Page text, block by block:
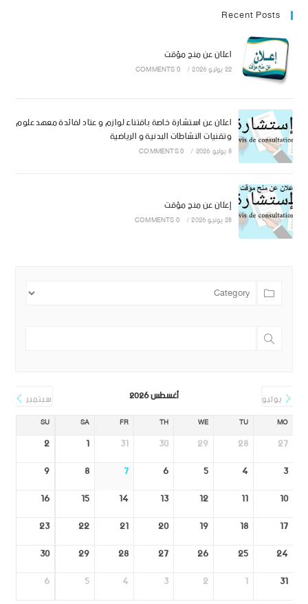
Recent Posts
اعلان عن منح مؤقت
22 يوليو 2026 /
0 COMMENTS
اعلان عن استشارة خاصة باقتناء لوازم و عتاد لفائدة معهد علوم
وتقنيات النشاطات البدنية و الرياضية
8 يوليو 2026 /
0 COMMENTS
إعلان عن منح مؤقت
28 يونيو 2026 /
0 COMMENTS
يوليو أغسطس 2026 سبتمبر
MO
TU
WE
TH
FR
SA
SU
27
28
29
30
31
1
2
3
4
5
6
7
8
9
10
11
12
13
14
15
16
17
18
19
20
21
22
23
24
25
26
27
28
29
30
31
1
2
3
4
5
6